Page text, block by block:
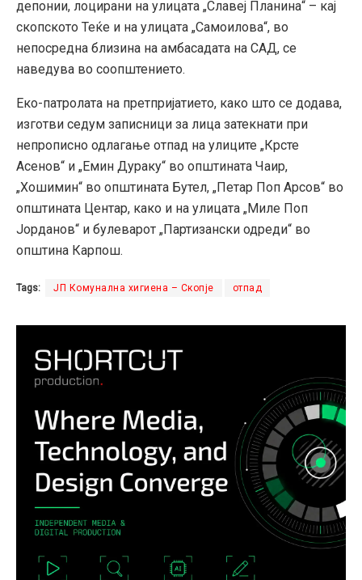
депонии, лоцирани на улицата „Славеј Планина“ – кај
скопското Теќе и на улицата „Самоилова“, во
непосредна близина на амбасадата на САД, се
наведува во соопштението.
Еко-патролата на претпријатието, како што се додава,
изготви седум записници за лица затекнати при
непрописно одлагање отпад на улиците „Крсте
Асенов“ и „Емин Дураку“ во општината Чаир,
„Хошимин“ во општината Бутел, „Петар Поп Арсов“ во
општината Центар, како и на улицата „Миле Поп
Јорданов“ и булеварот „Партизански одреди“ во
општина Карпош.
Tags: ЈП Комунална хигиена – Скопје отпад